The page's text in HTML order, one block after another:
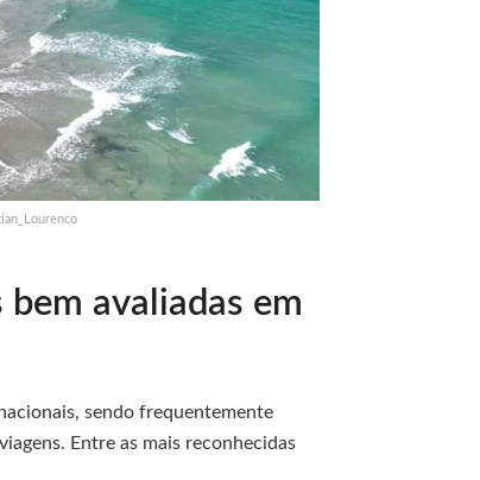
avaliadas em
sendo frequentemente
Entre as mais reconhecidas